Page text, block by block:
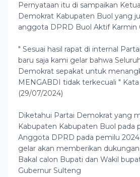
Pernyataan itu di sampaikan
Demokrat Kabupaten Buol yang
anggota DPRD Buol Aktif Karmin
" Sesuai hasil rapat di internal
baru saja kami gelar bahwa
Demokrat sepakat untuk
MENGABDI tidak terkecuali "
(29/07/2024)
Diketahui Partai Demokrat yang
Kabupaten Kabupaten Buol pada
Anggota DPRD pada pemilu 2024
gelar akan memberikan
Bakal calon Bupati dan Wakil
Gubernur Sulteng